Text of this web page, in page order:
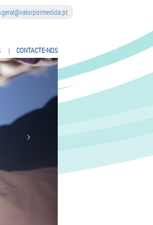
geral@valorpormedida.pt
| CONTACTE-NOS